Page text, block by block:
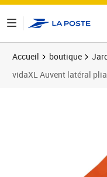
Accueil boutique
vidaXL Auvent latéral